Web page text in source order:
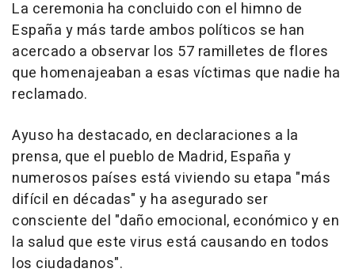
La ceremonia ha concluido con el himno de
España y más tarde ambos políticos se han
acercado a observar los 57 ramilletes de flores
que homenajeaban a esas víctimas que nadie ha
reclamado.
Ayuso ha destacado, en declaraciones a la
prensa, que el pueblo de Madrid, España y
numerosos países está viviendo su etapa "más
difícil en décadas" y ha asegurado ser
consciente del "daño emocional, económico y en
la salud que este virus está causando en todos
los ciudadanos".